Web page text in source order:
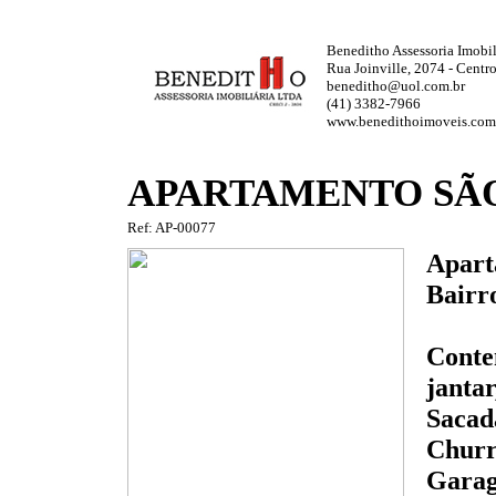
Beneditho Assessoria
Rua Joinville, 2074 -
beneditho@uol.com.br
(41) 3382-7966
APARTAMENTO
Ref: AP-00077